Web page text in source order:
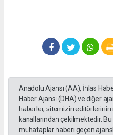
Anadolu Ajansı (AA), İhlas
Haber Ajansı (DHA) ve diğer
haberler, sitemizin
kanallarından çekilmektedir.
muhataplar haberi geçen